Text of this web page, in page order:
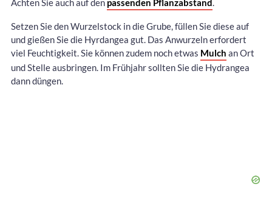
Setzen Sie den Wurzelstock in die Grube, füllen Sie diese auf
und gießen Sie die Hyrdangea gut. Das Anwurzeln erfordert
viel Feuchtigkeit. Sie können zudem noch etwas Mulch an Ort
und Stelle ausbringen. Im Frühjahr sollten Sie die Hydrangea
dann düngen.